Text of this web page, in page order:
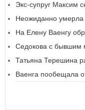
Экс-супруг Максим
Неожиданно умерла
На Елену Ваенгу
Седокова с бывшим
Татьяна Терешина
Ваенга пообещала